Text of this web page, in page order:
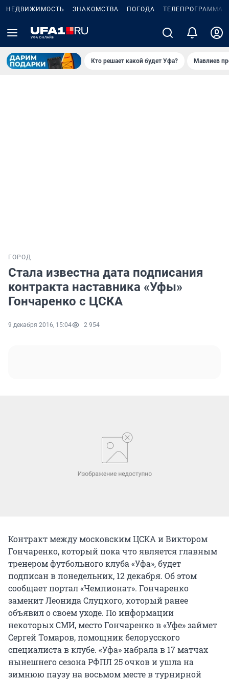
НЕДВИЖИМОСТЬ ЗНАКОМСТВА ПОГОДА ТЕЛЕПРОГРАММА
Кто решает какой будет Уфа? Мавлиев
ГОРОД
Стала известна дата подписания
контракта наставника «Уфы»
Гончаренко с ЦСКА
9 декабря 2016, 15:04 2 954
Контракт между московским ЦСКА и Виктором
Гончаренко, который пока что является главным
тренером футбольного клуба «Уфа», будет
подписан в понедельник, 12 декабря. Об этом
сообщает портал «Чемпионат». Гончаренко
заменит Леонида Слуцкого, который ранее
объявил о своем уходе. По информации
некоторых СМИ, место Гончаренко в «Уфе» займет
Сергей Томаров, помощник белорусского
специалиста в клубе. «Уфа» набрала в 17 матчах
нынешнего сезона РФПЛ 25 очков и ушла на
зимнюю паузу на восьмом месте в турнирной